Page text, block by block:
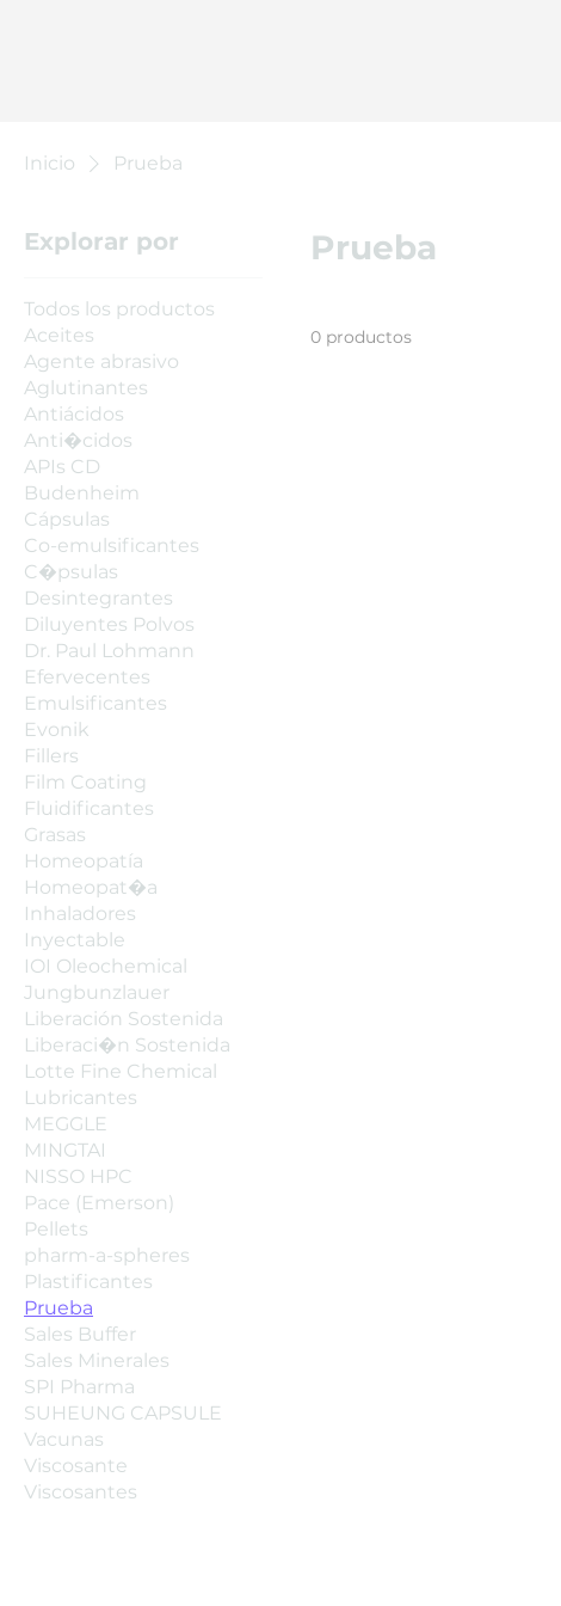
Inicio Prueba
Explorar por
Todos los productos
Aceites
Agente abrasivo
Aglutinantes
Antiácidos
Anti�cidos
APIs CD
Budenheim
Cápsulas
Co-emulsificantes
C�psulas
Desintegrantes
Diluyentes Polvos
Dr. Paul Lohmann
Efervecentes
Emulsificantes
Evonik
Fillers
Film Coating
Fluidificantes
Grasas
Homeopatía
Homeopat�a
Inhaladores
Inyectable
IOI Oleochemical
Jungbunzlauer
Liberación Sostenida
Liberaci�n Sostenida
Lotte Fine Chemical
Lubricantes
MEGGLE
MINGTAI
NISSO HPC
Pace (Emerson)
Pellets
pharm-a-spheres
Plastificantes
Prueba
Sales Buffer
Sales Minerales
SPI Pharma
SUHEUNG CAPSULE
Vacunas
Viscosante
Viscosantes
Prueba
0 productos